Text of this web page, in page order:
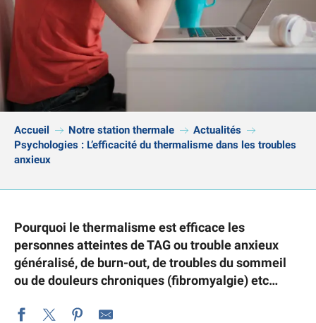
Accueil Notre station thermale
Actualités
Psychologies : L’efficacité du thermalisme dans les troubles
anxieux
Pourquoi le thermalisme est efficace les
personnes atteintes de TAG ou trouble anxieux
généralisé, de burn-out, de troubles du sommeil
ou de douleurs chroniques (fibromyalgie) etc…